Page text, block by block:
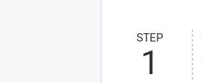
STEP
1